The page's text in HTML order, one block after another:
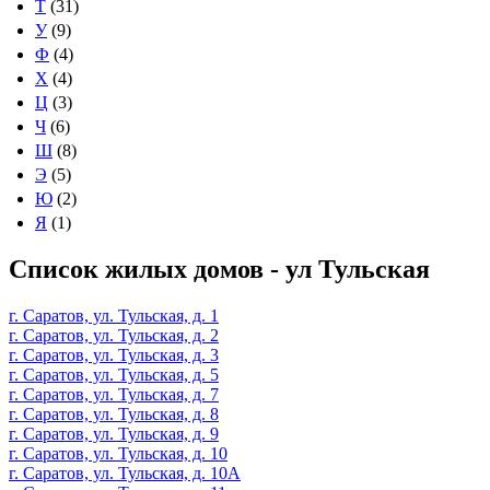
Т (31)
У(9)
Ф (4)
Х (4)
Ц (3)
Ч (6)
Ш (8)
Э (5)
Ю (2)
Я (1)
Список жилых домов - ул Тульская
г. Саратов, ул. Тульская, д. 1
г. Саратов, ул. Тульская, д. 2
г. Саратов, ул. Тульская, д. 3
г. Саратов, ул. Тульская, д. 5
г. Саратов, ул. Тульская, д. 7
г. Саратов, ул. Тульская, д. 8
г. Саратов, ул. Тульская, д. 9
г. Саратов, ул. Тульская, д. 10
г. Саратов, ул. Тульская, д. 10А